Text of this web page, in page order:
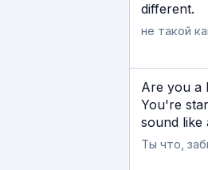
different.
не такой
Are you a
You're
sound like
Ты что,